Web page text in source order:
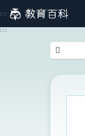
到
主
:::
:::